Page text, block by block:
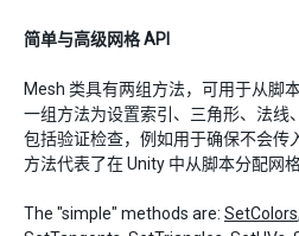
简单与高级网格 API
Mesh 类具有两组方法，可用于从脚
一组方法为设置索引、三角形、法线
包括验证检查，例如用于确保不会传
方法代表了在 Unity 中从脚本分配网
The "simple" methods are: SetColors,